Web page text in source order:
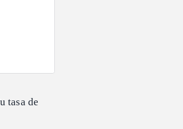
tasa de